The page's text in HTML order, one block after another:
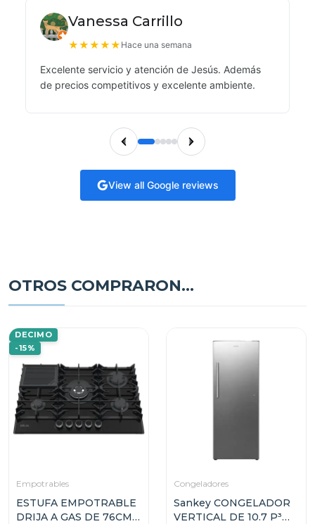
Vanessa Carrillo
★★★★★ Hace una semana
Excelente servicio y atención de Jesús. Además
de precios competitivos y excelente ambiente.
View all Google reviews
OTROS COMPRARON...
DECIMO
-15%
Empotrables
ESTUFA EMPOTRABLE
DRIJA A GAS DE 76CM
Congeladores
Sankey CONGELADOR
VERTICAL DE 10.7 P³